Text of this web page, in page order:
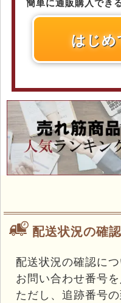
簡単に通販購入でき
はじめ
配送状況の確認
配送状況の確認に
お問い合わせ番号
ただし、追跡番号